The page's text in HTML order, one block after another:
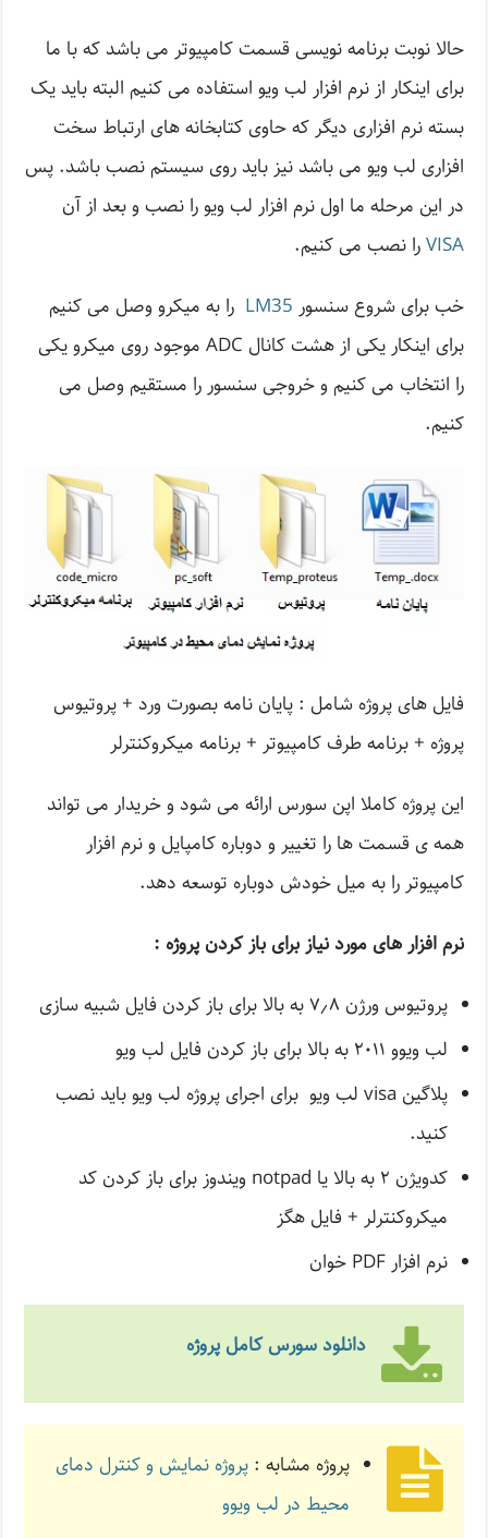
حالا نوبت برنامه نویسی قسمت کامپیوتر می باشد که با ما
برای اینکار از نرم افزار لب ویو استفاده می کنیم البته باید یک
بسته نرم افزاری دیگر که حاوی کتابخانه های ارتباط سخت
افزاری لب ویو می باشد نیز باید روی سیستم نصب باشد. پس
در این مرحله ما اول نرم افزار لب ویو را نصب و بعد از آن
VISAرا نصب می کنیم.
خب برای شروع سنسور LM35 را به میکرو وصل می کنیم
برای اینکار یکی از هشت کانال ADC موجود روی میکرو یکی
را انتخاب می کنیم و خروجی سنسور را مستقیم وصل می
کنیم.
فایل های پروژه شامل : پایان نامه بصورت ورد + پروتیوس
پروژه + برنامه طرف کامپیوتر + برنامه میکروکنترلر
این پروژه کاملا اپن سورس ارائه می شود و خریدار می تواند
همه ی قسمت ها را تغییر و دوباره کامپایل و نرم افزار
کامپیوتر را به میل خودش دوباره توسعه دهد.
نرم افزار های مورد نیاز برای باز کردن پروژه :
پروتیوس ورژن ۷٫۸ به بالا برای باز کردن فایل شبیه سازی
لب ویوو ۲۰۱۱ به بالا برای باز کردن فایل لب ویو
پلاگین visa لب ویو برای اجرای پروژه لب ویو باید نصب
کنید.
کدویژن ۲ به بالا یا notpad ویندوز برای باز کردن کد
میکروکنترلر + فایل هگز
نرم افزار PDF خوان
دانلود سورس کامل پروژه
پروژه مشابه :پروژه نمایش و کنترل دمای
محیط در لب ویوو